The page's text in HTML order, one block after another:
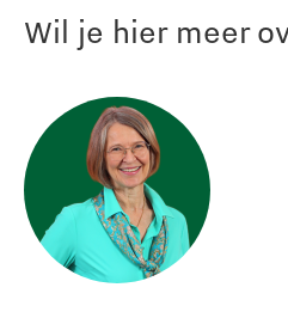
Wil je hier meer